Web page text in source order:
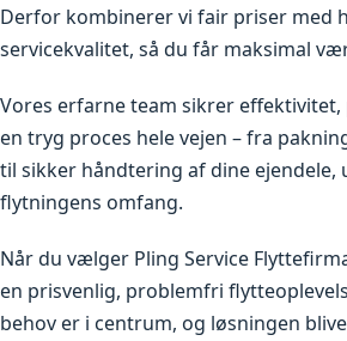
Derfor kombinerer vi fair priser med
servicekvalitet, så du får maksimal
Vores erfarne team sikrer effektivitet,
en tryg proces hele vejen – fra
til sikker håndtering af dine ejendele,
flytningens omfang.
Når du vælger Pling Service
en prisvenlig, problemfri
behov er i centrum, og løsningen